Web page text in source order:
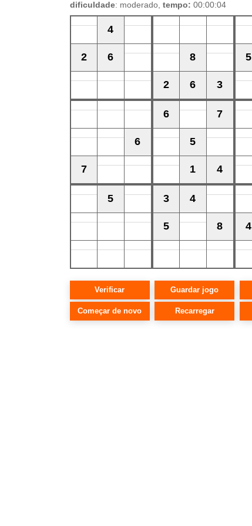
dificuldade: moderado, tempo: 00:00:04
4
2 6 8
2 6 3
5
6
7
6 7
5
1 4
5 3 4
5 8 4